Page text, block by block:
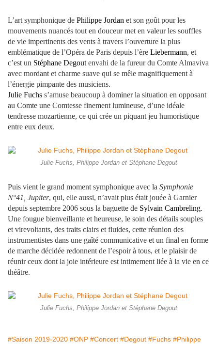
L’art symphonique de Philippe Jordan et son goût pour les
mouvements nuancés tout en douceur met en valeur les souffles
de vie impertinents des vents à travers l’ouverture la plus
emblématique de l’Opéra de Paris depuis l’ère Liebermann, et
c’est un Stéphane Degout envahi de la fureur du Comte Almaviva
avec mordant et charme suave qui se mêle magnifiquement à
l’énergie pimpante des musiciens.
Julie Fuchs s’amuse beaucoup à dominer la situation en opposant
au Comte une Comtesse finement lumineuse, d’une idéale
tendresse mozartienne, ce qui crée un piquant jeu humoristique
entre eux deux.
Julie Fuchs, Philippe Jordan et Stéphane Degout
Puis vient le grand moment symphonique avec la Symphonie
N°41, Jupiter, qui, elle aussi, n’avait plus était jouée à Garnier
depuis septembre 2006 sous la baguette de Sylvain Cambreling.
Une fougue bienveillante et heureuse, le soin des détails souples
et virevoltants, des traits clairs et fluides, cette réunion des
instrumentistes dans une gaîté communicative et un final en forme
de marche décidée redonnent de l’espoir à tous, et le plaisir de
réunir ceux dont la joie intérieure est intimement liée à la vie en ce
théâtre.
Julie Fuchs, Philippe Jordan et Stéphane Degout
#Saison 2019-2020 #ONP #Concert #Degout #Fuchs #Philippe